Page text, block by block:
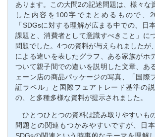
あります。この大問2の記述問題は、様々な
した内容を100字でまとめるもので、
「SDGsに対する理解が広まる中での、日
課題と、消費者として意識すべきこと」に
問題でした。4つの資料が与えられましたが
による違いを表したグラフ、ある家族がホ
ついて親子間での違いを説明した文章、あ
ェーン店の商品パッケージの写真、「国際
証ラベル」と国際フェアトレード基準の
の、と多種多様な資料が提示されました。
ひとつひとつの資料は読み取りやすいも
問題との関連もつかみやすいですが、日